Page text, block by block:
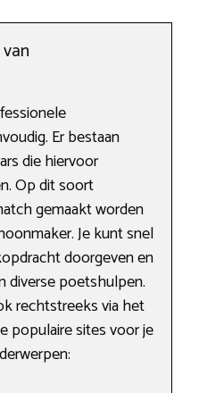
Er bestaan
die hiervoor
Op dit soort
gemaakt worden
Je kunt snel
doorgeven en
diverse poetshulpen.
rechtstreeks via het
populaire sites voor je